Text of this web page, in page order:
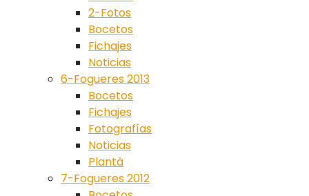
2-Fotos
Bocetos
Fichajes
Noticias
6-Fogueres 2013
Bocetos
Fichajes
Fotografías
Noticias
Plantà
7-Fogueres 2012